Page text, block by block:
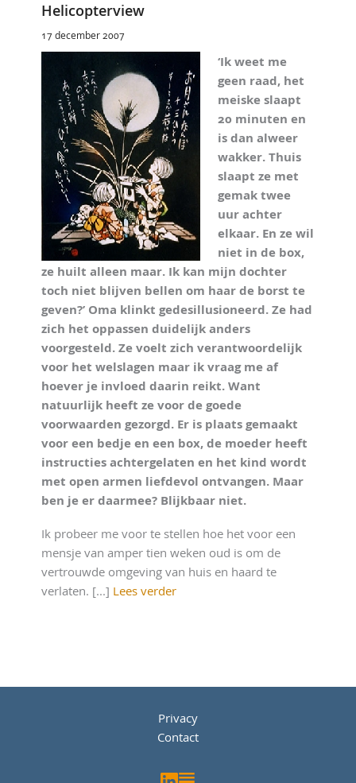
Helicopterview
17 december 2007
‘Ik weet me
geen raad, het
meiske slaapt
20 minuten en
is dan alweer
wakker. Thuis
slaapt ze met
gemak twee
uur achter
elkaar. En ze wil
niet in de box,
ze huilt alleen maar. Ik kan mijn dochter
toch niet blijven bellen om haar de borst te
geven?’ Oma klinkt gedesillusioneerd. Ze had
zich het oppassen duidelijk anders
voorgesteld. Ze voelt zich verantwoordelijk
voor het welslagen maar ik vraag me af
hoever je invloed daarin reikt. Want
natuurlijk heeft ze voor de goede
voorwaarden gezorgd. Er is plaats gemaakt
voor een bedje en een box, de moeder heeft
instructies achtergelaten en het kind wordt
met open armen liefdevol ontvangen. Maar
ben je er daarmee? Blijkbaar niet.
Ik probeer me voor te stellen hoe het voor een
mensje van amper tien weken oud is om de
vertrouwde omgeving van huis en haard te
verlaten. [...] Lees verder
Privacy
Contact